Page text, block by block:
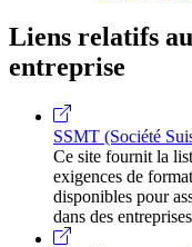
Liens relatifs
entreprise
SSMT (Société
Ce site fournit la
exigences de
disponibles pour
dans des